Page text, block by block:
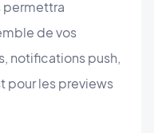
permettra
de vos
notifications push,
pour les previews